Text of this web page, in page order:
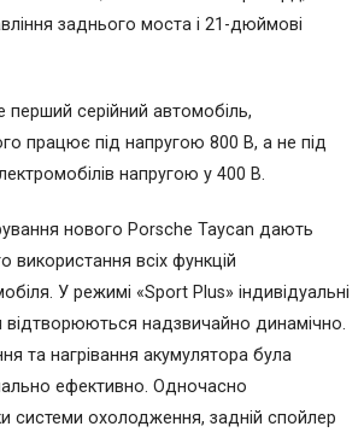
заднього моста і 21-дюймові
серійний автомобіль,
працює під напругою 800 В, а не під
напругою у 400 В.
нового Porsche Taycan дають
використання всіх функцій
У режимі «Sport Plus» індивідуальні
відтворюються надзвичайно динамічно.
та нагрівання акумулятора була
ефективно. Одночасно
системи охолодження, задній спойлер